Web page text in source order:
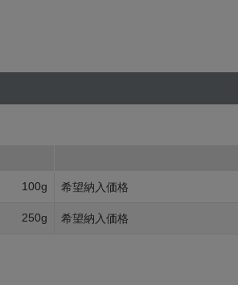
100g 希望納入価格
250g 希望納入価格